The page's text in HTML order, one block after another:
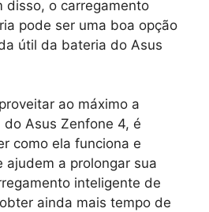
disso, o carregamento
pode ser uma boa opção
útil da bateria do Asus
ao máximo a
Asus Zenfone 4, é
como ela funciona e
ajudem a prolongar sua
inteligente de
ainda mais tempo de